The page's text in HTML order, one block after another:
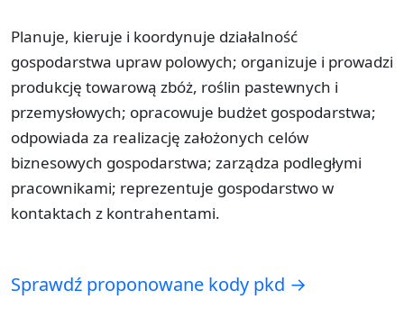
Planuje, kieruje i koordynuje działalność
gospodarstwa upraw polowych; organizuje i prowadzi
produkcję towarową zbóż, roślin pastewnych i
przemysłowych; opracowuje budżet gospodarstwa;
odpowiada za realizację założonych celów
biznesowych gospodarstwa; zarządza podległymi
pracownikami; reprezentuje gospodarstwo w
kontaktach z kontrahentami.
Sprawdź proponowane kody pkd →